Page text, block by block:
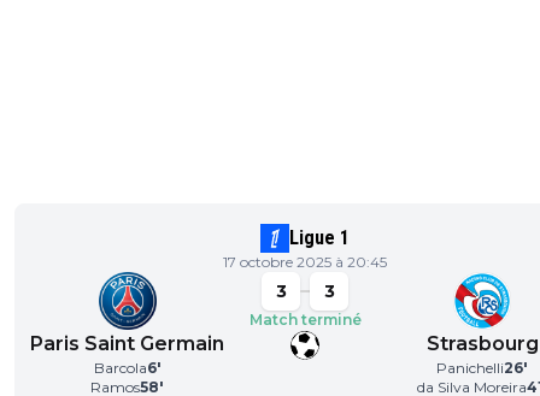
Ligue 1
17 octobre 2025 à 20:45
Paris Saint Germain
Barcola6'
Ramos58'
3 3
Match terminé
Strasbourg
Panichelli26'
da Silva Moreira